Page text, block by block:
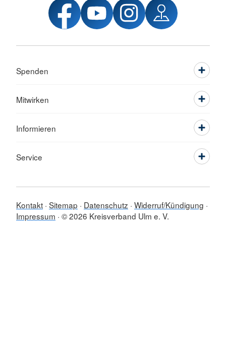
Spenden
Mitwirken
Informieren
Service
Kontakt Sitemap Datenschutz Widerruf/Kündigung
Impressum © 2026 Kreisverband Ulm e. V.